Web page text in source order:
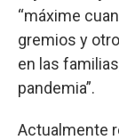
“máxime
gremios y
en las
pandemia”.
Actualmente